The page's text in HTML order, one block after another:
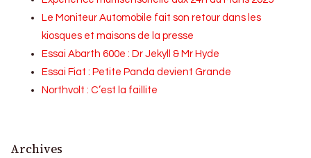
Le Moniteur Automobile fait son retour dans les
kiosques et maisons de la presse
Essai Abarth 600e : Dr Jekyll & Mr Hyde
Essai Fiat : Petite Panda devient Grande
Northvolt : C’est la faillite
Archives